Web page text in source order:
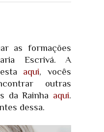
as formações
Escrivá. A
aqui, vocês
outras
da Rainha aqui.
dessa.